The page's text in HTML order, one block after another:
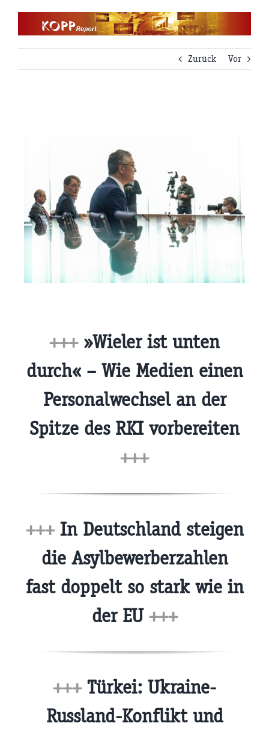
Zurück
Vor
+++»Wieler ist unten
durch« – Wie Medien einen
Personalwechsel an der
Spitze des RKI vorbereiten
+++
+++In Deutschland steigen
die Asylbewerberzahlen
fast doppelt so stark wie in
der EU +++
+++Türkei: Ukraine-
Russland-Konflikt und